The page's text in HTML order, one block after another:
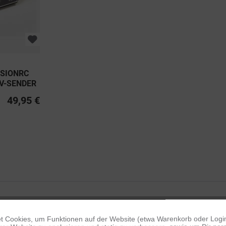
SENDER
49,95 €
Cookies, um Funktionen auf der Website (etwa Warenkorb oder